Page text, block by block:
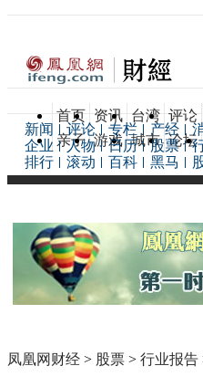
首页 资讯 台湾 评论
亲子 游戏 城市 论坛
新闻 评论 专栏 产经
企业
人物 日历 股票
排行
滚动 百科 黑马
凤凰网财经 > 股票 > 行业报告